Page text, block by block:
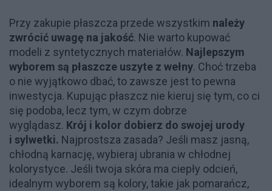
Przy zakupie płaszcza przede wszystkim należy
zwrócić uwagę na jakość. Nie warto kupować
modeli z syntetycznych materiałów. Najlepszym
wyborem są płaszcze uszyte z wełny. Choć trzeba
o nie wyjątkowo dbać, to zawsze jest to pewna
inwestycja. Kupując płaszcz nie kieruj się tym, co ci
się podoba, lecz tym, w czym dobrze
wyglądasz. Krój i kolor dobierz do swojej urody
i sylwetki. Najprostsza zasada? Jeśli masz jasną,
chłodną karnację, wybieraj ubrania w chłodnej
kolorystyce. Jeśli twoja skóra ma ciepły odcień,
idealnym wyborem są kolory, takie jak pomarańcz,